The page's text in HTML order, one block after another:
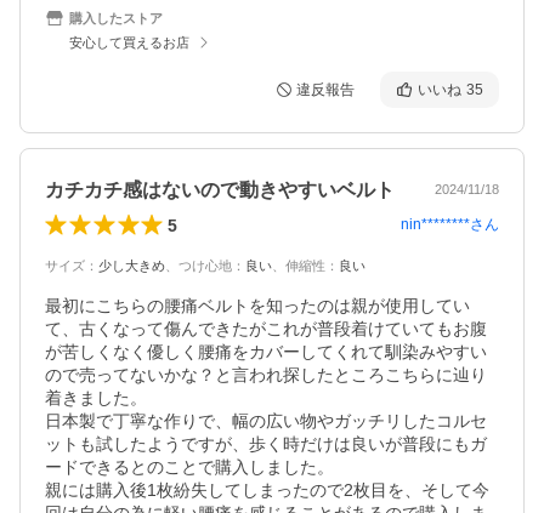
購入したストア
安心して買えるお店
違反報告 いいね 35
カチカチ感はないので動きやすいベルト 2024/11/18
5 nin********さん
サイズ ： 少し大きめ つけ心地 ： 良い 伸縮性 ： 良い
最初にこちらの腰痛ベルトを知ったのは親が使用してい
て、古くなって傷んできたがこれが普段着けていてもお腹
が苦しくなく優しく腰痛をカバーしてくれて馴染みやすい
ので売ってないかな？と言われ探したところこちらに辿り
着きました。
日本製で丁寧な作りで、幅の広い物やガッチリしたコルセ
ットも試したようですが、歩く時だけは良いが普段にもガ
ードできるとのことで購入しました。
親には購入後1枚紛失してしまったので2枚目を、そして今